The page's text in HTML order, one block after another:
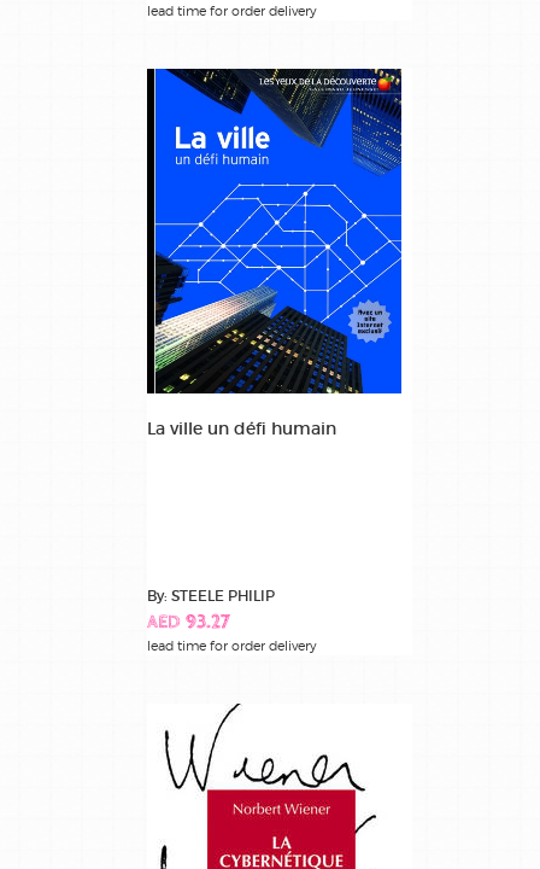
lead time for order delivery
La ville un défi humain
By: STEELE PHILIP
AED 93.27
lead time for order delivery